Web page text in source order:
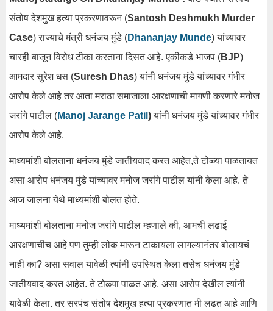
संतोष देशमुख हत्या प्रकरणावरून (Santosh Deshmukh Murder
Case) राज्याचे मंत्री धनंजय मुंडे (Dhananjay Munde) यांच्यावर
चारही बाजून विरोध टीका करताना दिसत आहे. एकीकडे भाजप (BJP)
आमदार सुरेश धस (Suresh Dhas) यांनी धनंजय मुंडे यांच्यावर गंभीर
आरोप केले आहे तर आता मराठा समाजाला आरक्षणाची मागणी करणारे मनोज
जरांगे पाटील (Manoj Jarange Patil )यांनी धनंजय मुंडे यांच्यावर गंभीर
आरोप केले आहे.
माध्यमांशी बोलताना धनंजय मुंडे जातीयवाद करत आहेत,ते टोळ्या पाळतायत
असा आरोप धनंजय मुंडे यांच्यावर मनोज जरांगे पाटील यांनी केला आहे. ते
आज जालना येथे माध्यमांशी बोलत होते.
माध्यमांशी बोलताना मनोज जरांगे पाटील म्हणाले की, आमची लढाई
आरक्षणाचीच आहे पण तुम्ही लोक मारून टाकायला लागल्यानंतर बोलायचं
नाही का? असा सवाल यावेळी त्यांनी उपस्थित केला तसेच धनंजय मुंडे
जातीयवाद करत आहेत. ते टोळ्या पाळत आहे. असा आरोप देखील त्यांनी
यावेळी केला. तर सरपंच संतोष देशमुख हत्या प्रकरणात मी लढत आहे आणि